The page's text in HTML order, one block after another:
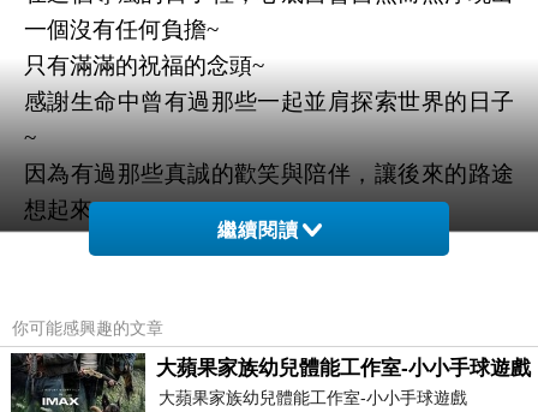
一個沒有任何負擔~
只有滿滿的祝福的念頭~
感謝生命中曾有過那些一起並肩探索世界的日子
~
因為有過那些真誠的歡笑與陪伴，讓後來的路途
想起來~
心裡總有一塊地方是溫柔而愉悅的地方~
在今天隔著剛好的距離，送上最真誠的祝福與念
想~
願新的一歲，能帶著無所畏懼的自信，收穫各種
繼續閱讀
你可能感興趣的文章
大蘋果家族幼兒體能工作室-小小手球遊戲
大蘋果家族幼兒體能工作室-小小手球遊戲